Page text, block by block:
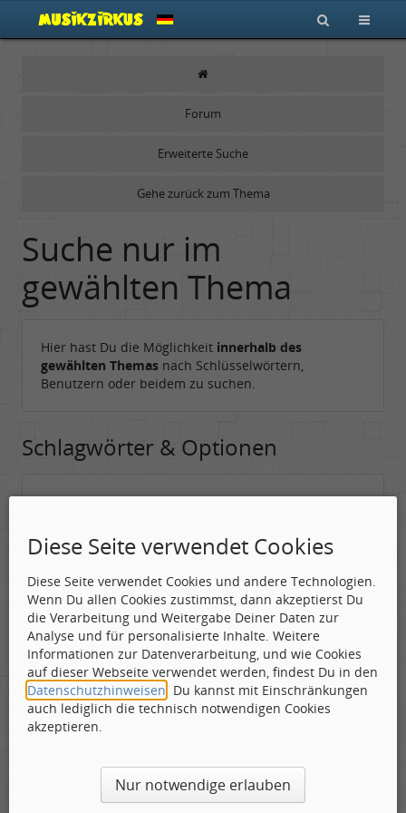
Forum
Erweiterte Suche
Gehe zurück zum Thema
Suche nur im
gewählten Thema
Hier hast Du die Möglichkeit innerhalb des
gewählten Themas nach Schlüsselwörtern,
Benutzern oder beidem zu suchen.
Schlagwörter & Optionen
Suchwörter:
werden soll.
Nach allen angegebenen Begriffen suchen.
Mindestens ein Begriff muss vorhanden sein.
Suche nach Benutzer:
Hier kannst Du (optional) nach einem Benutzer suchen, der den
Beitrag verfasst hat. Du kannst den * als Jokerzeichen benutzen, um
ähnliche Nutzernamen zu finden.
Die Visuelle Bestätigung hilft dabei automatische Spambots
und Scripte von den Diensten dieses Forums abzuhalten.
Derartige Scripte sind normalerweise nicht in der Lage den
Diese Seite verwendet Cookies
Diese Seite verwendet Cookies und andere Technologien.
Wenn Du allen Cookies zustimmst, dann akzeptierst Du
die Verarbeitung und Weitergabe Deiner Daten zur
Analyse und für personalisierte Inhalte. Weitere
Informationen zur Datenverarbeitung, und wie Cookies
auf dieser Webseite verwendet werden, findest Du in den
Datenschutzhinweisen . Du kannst mit Einschränkungen
auch lediglich die technisch notwendigen Cookies
akzeptieren.
Nur notwendige erlauben